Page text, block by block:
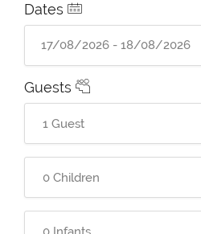
Dates
Guests